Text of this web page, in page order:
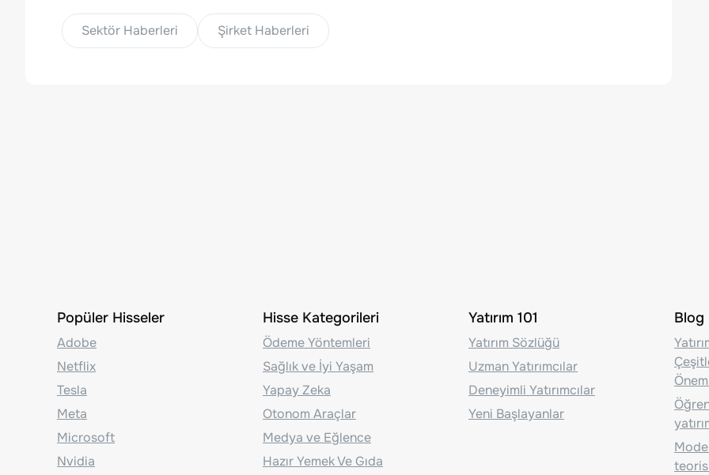
Sektör Haberleri Şirket Haberleri
Popüler Hisseler
Adobe
Netflix
Tesla
Meta
Microsoft
Nvidia
Hisse Kategorileri
Ödeme Yöntemleri
Sağlık ve İyi Yaşam
Yapay Zeka
Otonom Araçlar
Medya ve Eğlence
Hazır Yemek Ve Gıda
Yatırım 101
Yatırım Sözlüğü
Uzman Yatırımcılar
Deneyimli Yatırımcılar
Yeni Başlayanlar
Blog